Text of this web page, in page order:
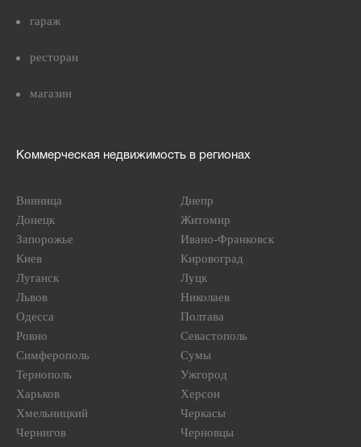
гараж
ресторан
магазин
Коммерческая недвижимость в регионах
Винница
Днепр
Донецк
Житомир
Запорожье
Ивано-Франковск
Киев
Кировоград
Луганск
Луцк
Львов
Николаев
Одесса
Полтава
Ровно
Севастополь
Симферополь
Сумы
Тернополь
Ужгород
Харьков
Херсон
Хмельницкий
Черкасы
Чернигов
Черновцы